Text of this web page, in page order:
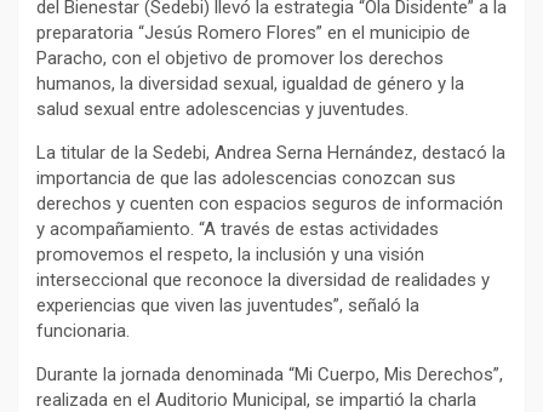
del Bienestar (Sedebi) llevó la estrategia “Ola Disidente” a la
preparatoria “Jesús Romero Flores” en el municipio de
Paracho, con el objetivo de promover los derechos
humanos, la diversidad sexual, igualdad de género y la
salud sexual entre adolescencias y juventudes.
La titular de la Sedebi, Andrea Serna Hernández, destacó la
importancia de que las adolescencias conozcan sus
derechos y cuenten con espacios seguros de información
y acompañamiento. “A través de estas actividades
promovemos el respeto, la inclusión y una visión
interseccional que reconoce la diversidad de realidades y
experiencias que viven las juventudes”, señaló la
funcionaria.
Durante la jornada denominada “Mi Cuerpo, Mis Derechos”,
realizada en el Auditorio Municipal, se impartió la charla